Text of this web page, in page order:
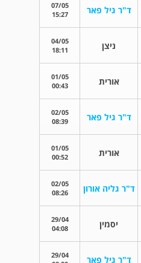
ד"ר גיל פאר
07/05
15:27
ניצן
04/05
18:11
אורית
01/05
00:43
ד"ר גיל פאר
02/05
08:39
אורית
01/05
00:52
ד"ר גליה אורון
02/05
08:26
יסמין
29/04
04:08
ד"ר גיל פאר
29/04